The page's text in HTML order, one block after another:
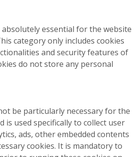
absolutely essential for the website
category only includes cookies
and security features of
do not store any personal
be particularly necessary for the
is used specifically to collect user
ads, other embedded contents
cookies. It is mandatory to